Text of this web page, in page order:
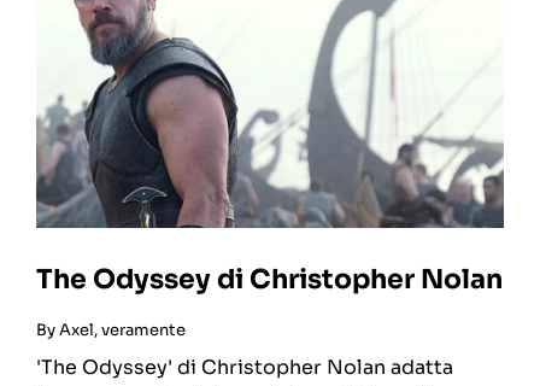
The Odyssey di Christopher Nolan
ByAxel, veramente
'The Odyssey' di Christopher Nolan adatta